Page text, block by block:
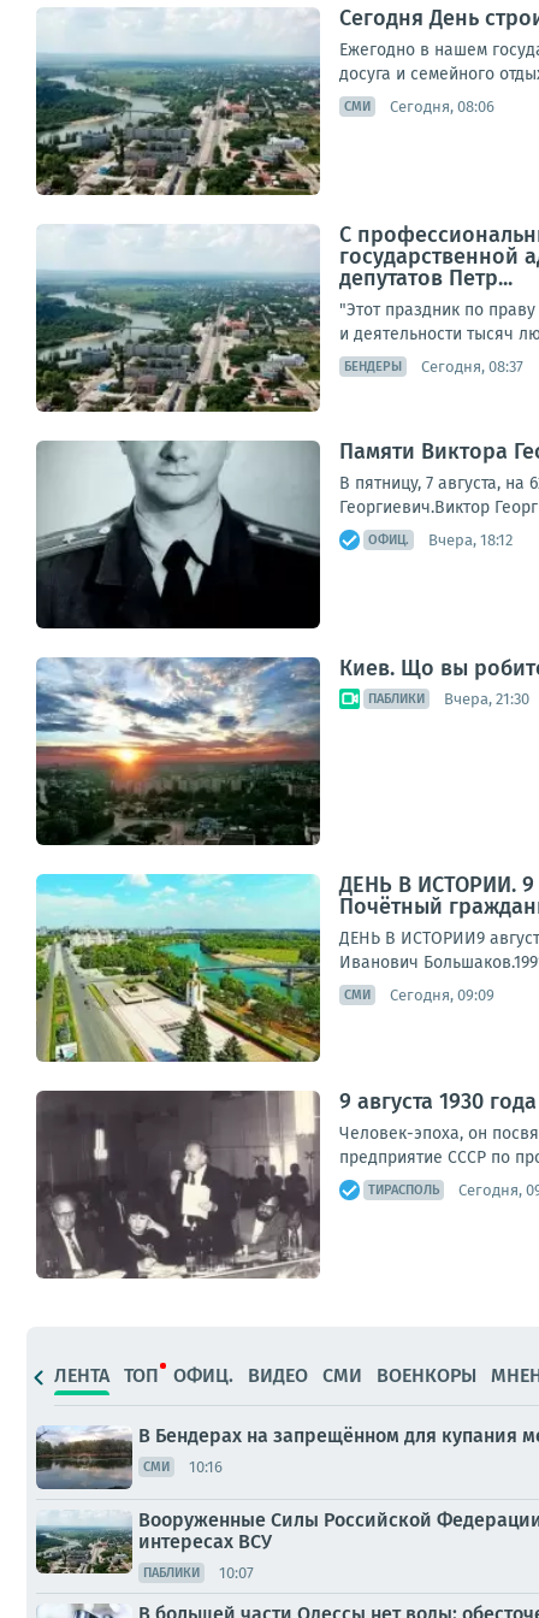
Сегодня День
Ежегодно в нашем
досуга и семейного
СМИ Сегодня, 08:06
С
государственной
депутатов Петр...
"Этот праздник по
и деятельности тысяч
БЕНДЕРЫ Сегодня, 08:37
Памяти Виктора
В пятницу, 7 августа,
Георгиевич.Виктор
ОФИЦ. Вчера, 18:12
Киев. Що вы
ПАБЛИКИ Вчера, 21:30
ДЕНЬ В ИСТОРИИ. 9
Почётный
ДЕНЬ В ИСТОРИИ9
Иванович
СМИ Сегодня, 09:09
9 августа 1930
Человек-эпоха, он
предприятие СССР по
ТИРАСПОЛЬ Сегодня,
ЛЕНТА ТОП ОФИЦ. ВИДЕО СМИ ВОЕНКОРЫ
В Бендерах на запрещённом для купания
СМИ 10:16
Вооруженные Силы Российской
интересах ВСУ
ПАБЛИКИ 10:07